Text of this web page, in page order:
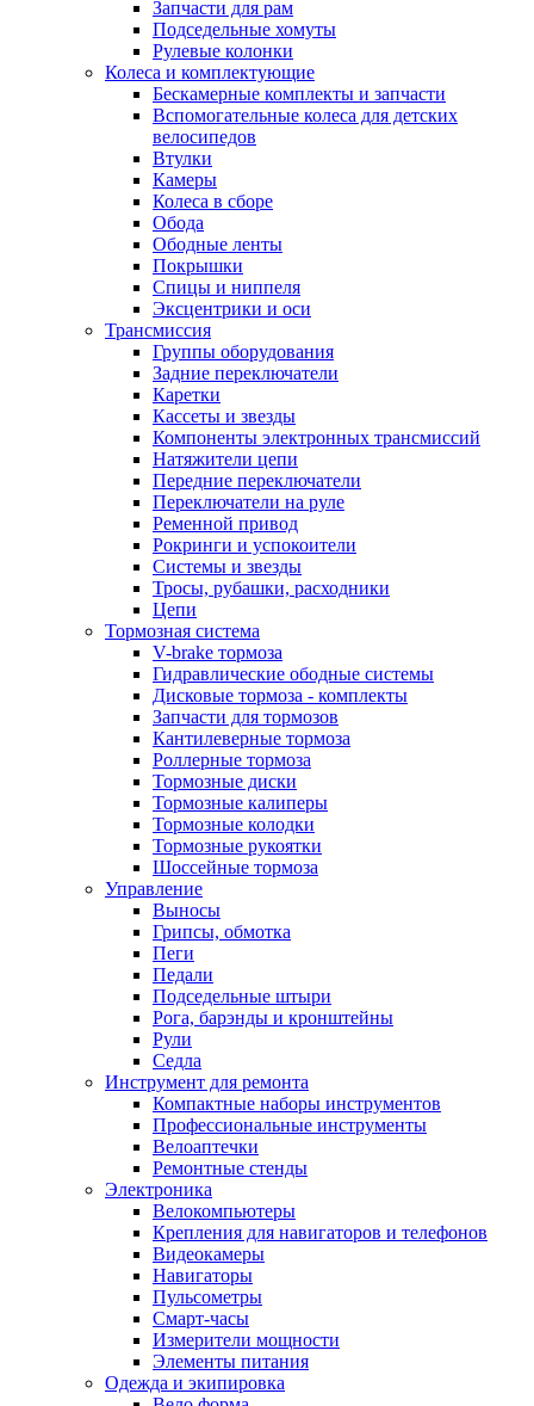
Запчасти для рам
Подседельные хомуты
Рулевые колонки
Колеса и комплектующие
Бескамерные комплекты и запчасти
Вспомогательные колеса для детских
велосипедов
Втулки
Камеры
Колеса в сборе
Обода
Ободные ленты
Покрышки
Спицы и ниппеля
Эксцентрики и оси
Трансмиссия
Группы оборудования
Задние переключатели
Каретки
Кассеты и звезды
Компоненты электронных трансмиссий
Натяжители цепи
Передние переключатели
Переключатели на руле
Ременной привод
Рокринги и успокоители
Системы и звезды
Тросы, рубашки, расходники
Цепи
Тормозная система
V-brake тормоза
Гидравлические ободные системы
Дисковые тормоза - комплекты
Запчасти для тормозов
Кантилеверные тормоза
Роллерные тормоза
Тормозные диски
Тормозные калиперы
Тормозные колодки
Тормозные рукоятки
Шоссейные тормоза
Управление
Выносы
Грипсы, обмотка
Пеги
Педали
Подседельные штыри
Рога, барэнды и кронштейны
Рули
Седла
Инструмент для ремонта
Компактные наборы инструментов
Профессиональные инструменты
Велоаптечки
Ремонтные стенды
Электроника
Велокомпьютеры
Крепления для навигаторов и телефонов
Видеокамеры
Навигаторы
Пульсометры
Смарт-часы
Измерители мощности
Элементы питания
Одежда и экипировка